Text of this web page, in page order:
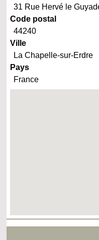
31 Rue Hervé le
Code postal
44240
Ville
La Chapelle-sur-Erdre
Pays
France